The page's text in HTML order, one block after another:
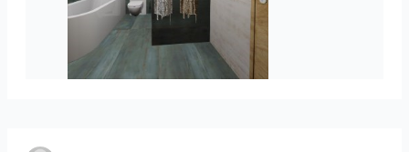
koupelna-01